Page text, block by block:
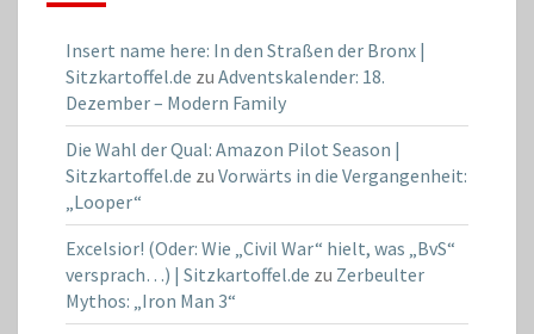
Insert name here: In den Straßen der Bronx |
Sitzkartoffel.de zu Adventskalender: 18.
Dezember – Modern Family
Die Wahl der Qual: Amazon Pilot Season |
Sitzkartoffel.de zu Vorwärts in die Vergangenheit:
„Looper“
Excelsior! (Oder: Wie „Civil War“ hielt, was „BvS“
versprach…) | Sitzkartoffel.de zu Zerbeulter
Mythos: „Iron Man 3“